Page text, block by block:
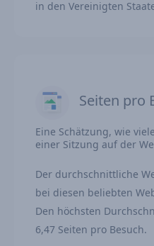
in den Vereinigten
Seiten pro
Eine Schätzung, wie
einer Sitzung auf der
Der durchschnittliche
bei diesen beliebten
Den höchsten
6,47 Seiten pro Besuch.